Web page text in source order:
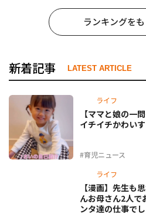
ランキングを
新着記事 LATEST ARTICLE
ライフ
#育児ニュース
【ママと娘の一
イチイチかわい
ライフ
【漫画】先生も
んお母さん2人で
ンタ達の仕事で